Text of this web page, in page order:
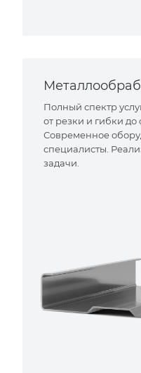
Полный спектр
от резки и гибки
Современное
специалисты.
задачи.